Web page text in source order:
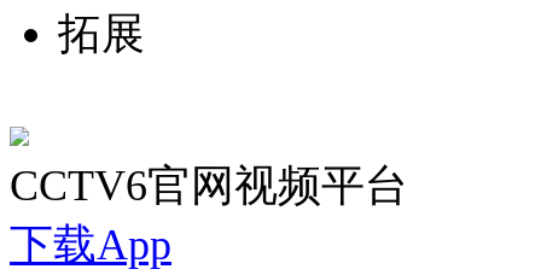
拓展
CCTV6官网视频平台
下载App